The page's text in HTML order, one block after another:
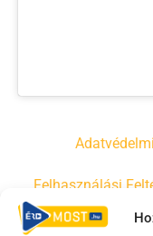
Felhasználási
Irányelvek